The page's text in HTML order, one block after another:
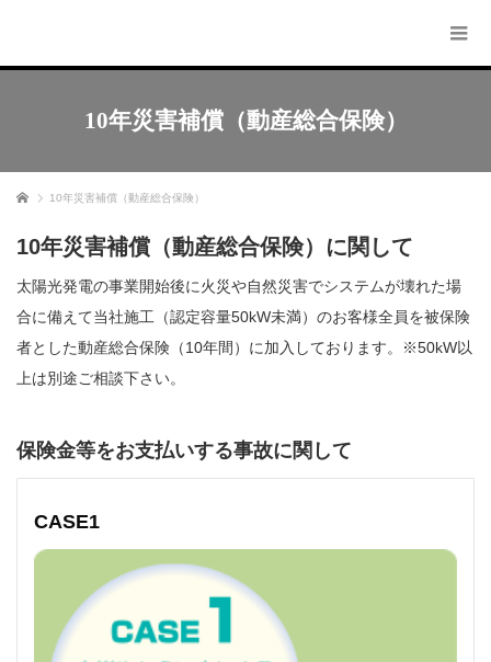
10年災害補償（動産総合保険）
ホーム 10年災害補償（動産総合保険）
10年災害補償（動産総合保険）に関して
太陽光発電の事業開始後に火災や自然災害でシステムが壊れた場
合に備えて当社施工（認定容量50kW未満）のお客様全員を被保険
者とした動産総合保険（10年間）に加入しております。※50kW以
上は別途ご相談下さい。
保険金等をお支払いする事故に関して
CASE1